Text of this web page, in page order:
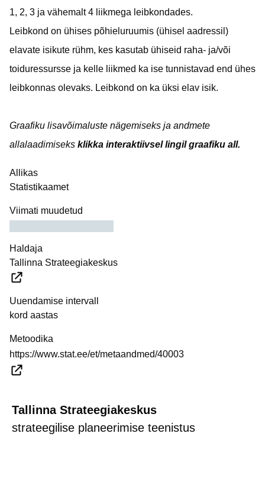
1, 2, 3 ja vähemalt 4 liikmega leibkondades.
Leibkond on ühises põhieluruumis (ühisel aadressil)
elavate isikute rühm, kes kasutab ühiseid raha- ja/või
toiduressursse ja kelle liikmed ka ise tunnistavad end ühes
leibkonnas olevaks. Leibkond on ka üksi elav isik.
Graafiku lisavõimaluste nägemiseks ja andmete
allalaadimiseks klikka interaktiivsel lingil graafiku all.
Allikas
Statistikaamet
Viimati muudetud
Haldaja
Tallinna Strateegiakeskus
Uuendamise intervall
kord aastas
Metoodika
https://www.stat.ee/et/metaandmed/40003
Tallinna Strateegiakeskus
strateegilise planeerimise teenistus